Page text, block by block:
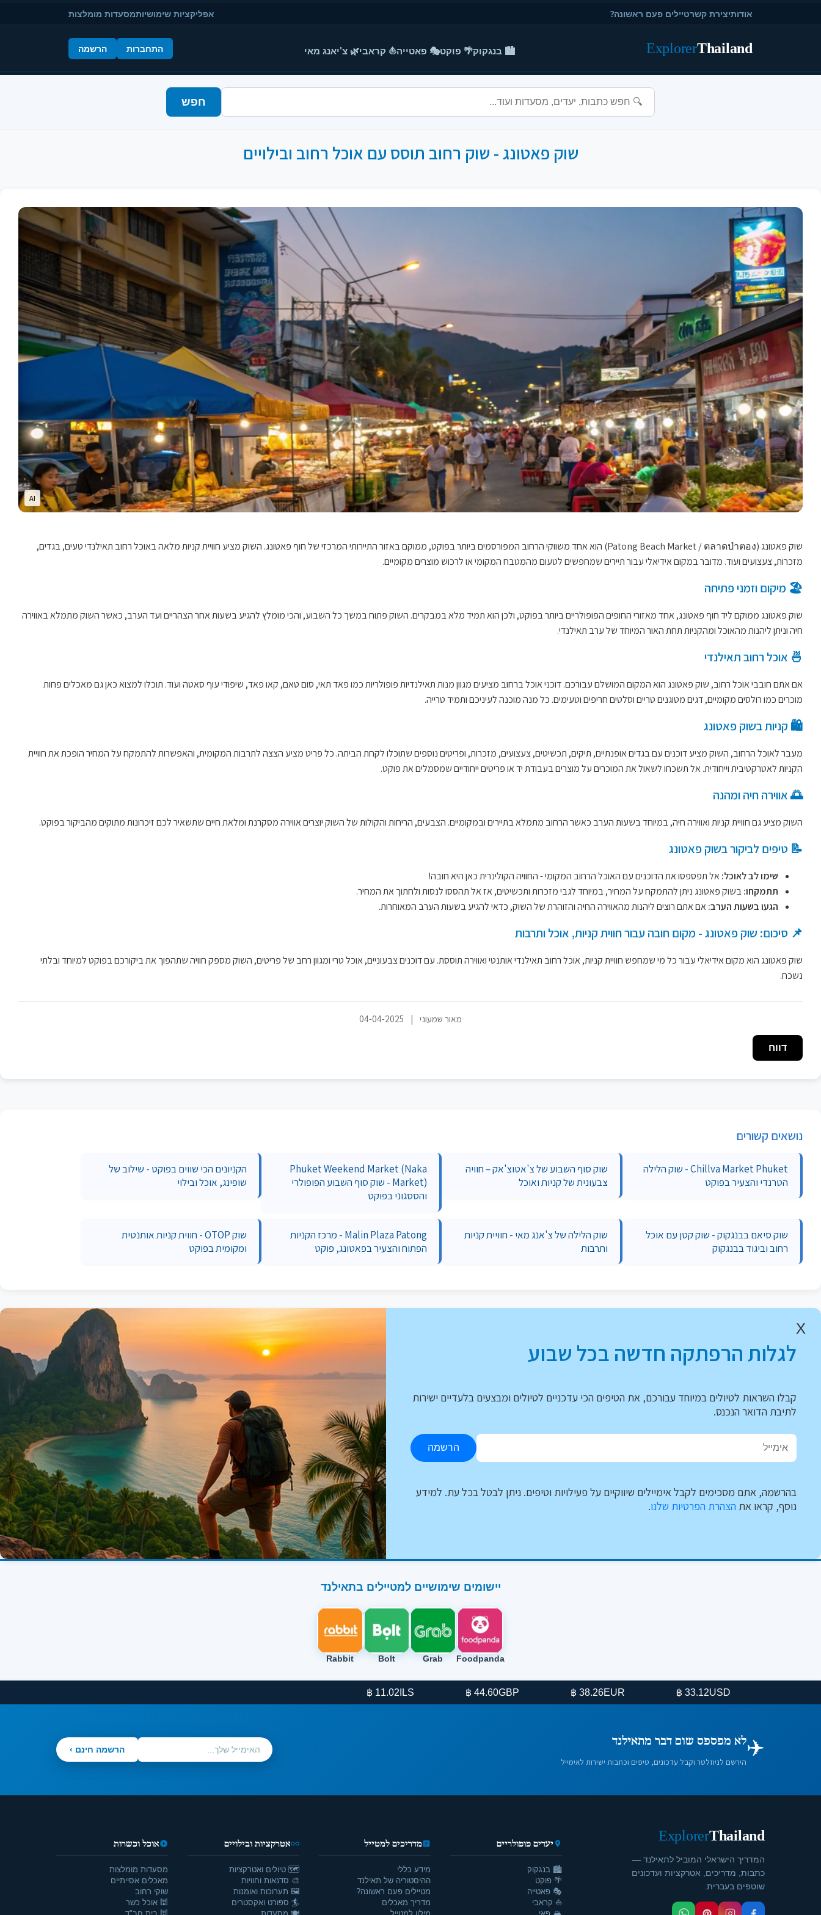
אודותיצירת קשרטיילים פעם ראשונה? אפליקציות שימושיותמסעדות מומלצות
Thailand
Explorer 🏙️ בנגקוק🌴 פוקט🎭 פאטייה⛵ קראבי🌿 צ'יאנג מאי התחברות הרשמה
חפש
שוק פאטונג - שוק רחוב תוסס עם אוכל רחוב ובילויים
AI
שוק פאטונג (Patong Beach Market / ตลาดป่าตอง) הוא אחד משווקי הרחוב המפורסמים ביותר בפוקט, ממוקם באזור התיירותי המרכזי של חוף פאטונג. השוק מציע חוויית קניות מלאה באוכל רחוב תאילנדי טעים, בגדים,
מזכרות, צעצועים ועוד. מדובר במקום אידיאלי עבור תיירים שמחפשים לטעום מהמטבח המקומי או לרכוש מוצרים מקומיים.
🏖️ מיקום וזמני פתיחה
שוק פאטונג ממוקם ליד חוף פאטונג, אחד מאזורי החופים הפופולריים ביותר בפוקט, ולכן הוא תמיד מלא במבקרים. השוק פתוח במשך כל השבוע, והכי מומלץ להגיע בשעות אחר הצהריים ועד הערב, כאשר השוק מתמלא באווירה
חיה וניתן ליהנות מהאוכל ומהקניות תחת האור המיוחד של ערב תאילנדי.
🍜 אוכל רחוב תאילנדי
אם אתם חובבי אוכל רחוב, שוק פאטונג הוא המקום המושלם עבורכם. דוכני אוכל ברחוב מציעים מגוון מנות תאילנדיות פופולריות כמו פאד תאי, סום טאם, קאו פאד, שיפודי עוף סאטה ועוד. תוכלו למצוא כאן גם מאכלים פחות
מוכרים כמו רולסים מקומיים, דגים מטוגנים טריים וסלטים חריפים וטעימים. כל מנה מוכנה לעיניכם ותמיד טרייה.
🛍️ קניות בשוק פאטונג
מעבר לאוכל הרחוב, השוק מציע דוכנים עם בגדים אופנתיים, תיקים, תכשיטים, צעצועים, מזכרות, ופריטים נוספים שתוכלו לקחת הביתה. כל פריט מציע הצצה לתרבות המקומית, והאפשרות להתמקח על המחיר הופכת את חוויית
הקניות לאטרקטיבית וייחודית. אל תשכחו לשאול את המוכרים על מוצרים בעבודת יד או פריטים ייחודיים שמסמלים את פוקט.
🌅 אווירה חיה ומהנה
השוק מציע גם חוויית קניות ואווירה חיה, במיוחד בשעות הערב כאשר הרחוב מתמלא בתיירים ובמקומיים. הצבעים, הריחות והקולות של השוק יוצרים אווירה מסקרנת ומלאת חיים שתשאיר לכם זיכרונות מתוקים מהביקור בפוקט.
📝 טיפים לביקור בשוק פאטונג
שימו לב לאוכל:אל תפספסו את הדוכנים עם האוכל הרחוב המקומי - החוויה הקולינרית כאן היא חובה!
תתמקחו:בשוק פאטונג ניתן להתמקח על המחיר, במיוחד לגבי מזכרות ותכשיטים, אז אל תהססו לנסות ולחתוך את המחיר.
הגעו בשעות הערב:אם אתם רוצים ליהנות מהאווירה החיה והזוהרת של השוק, כדאי להגיע בשעות הערב המאוחרות.
📌 סיכום: שוק פאטונג - מקום חובה עבור חווית קניות, אוכל ותרבות
שוק פאטונג הוא מקום אידיאלי עבור כל מי שמחפש חוויית קניות, אוכל רחוב תאילנדי אותנטי ואווירה תוססת. עם דוכנים צבעוניים, אוכל טרי ומגוון רחב של פריטים, השוק מספק חוויה שתהפוך את ביקורכם בפוקט למיוחד ובלתי
נשכח.
מאור שמעוני |
04-04-2025
דווח
נושאים קשורים
Chillva Market Phuket - שוק הלילה
הטרנדי והצעיר בפוקט
שוק סוף השבוע של צ'אטוצ'אק – חוויה
צבעונית של קניות ואוכל
Phuket Weekend Market (Naka
Market) - שוק סוף השבוע הפופולרי
והססגוני בפוקט
הקניונים הכי שווים בפוקט - שילוב של
שופינג, אוכל ובילוי
שוק סיאם בבנגקוק - שוק קטן עם אוכל
רחוב וביגוד בבנגקוק
שוק הלילה של צ'אנג מאי - חוויית קניות
ותרבות
Malin Plaza Patong - מרכז הקניות
הפתוח והצעיר בפאטונג, פוקט
שוק OTOP - חווית קניות אותנטית
ומקומית בפוקט
X
לגלות הרפתקה חדשה בכל שבוע
קבלו השראות לטיולים במיוחד עבורכם, את הטיפים הכי עדכניים לטיולים ומבצעים בלעדיים ישירות
לתיבת הדואר הנכנס.
הרשמה
בהרשמה, אתם מסכימים לקבל אימיילים שיווקיים על פעילויות וטיפים. ניתן לבטל בכל עת. למידע
נוסף, קראו את הצהרת הפרטיות שלנו.
יישומים שימושיים למטיילים בתאילנד
Foodpanda
Grab
Bolt
Rabbit
USD
EUR
GBP
ILS
✈️לא מפספס שום דבר מתאילנד
הירשם לניוזלטר וקבל עדכונים, טיפים וכתבות ישירות לאימייל
הרשמה חינם ›
Thailand
Explorer
המדריך הישראלי המוביל לתאילנד —
כתבות, מדריכים, אטרקציות ועדכונים
שוטפים בעברית.
יעדים פופולריים
🏙️ בנגקוק
🌴 פוקט
🎭 פאטייה
⛵ קראבי
מדריכים למטייל
מידע כללי
ההיסטוריה של תאילנד
מטיילים פעם ראשונה?
מדריך מאכלים
אטרקציות ובילויים
🗺️ טיולים ואטרקציות
🎨 סדנאות וחוויות
🖼️ תערוכות ואומנות
🏄 ספורט ואקסטרים
אוכל וכשרות
מסעדות מומלצות
מאכלים אסייתיים
שוקי רחוב
🕍 אוכל כשר